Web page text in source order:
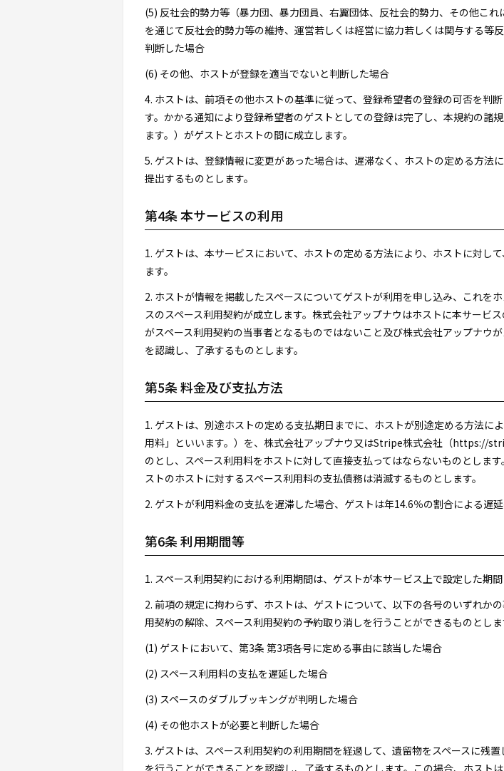
(5) 反社会的勢力等（暴力団、暴力団員、右翼団体、反社会的勢力、その他こ
を通じて反社会的勢力等の維持、運営若しくは経営に協力若しくは関与する
判断した場合
(6) その他、ホストが登録を適当でないと判断した場合
4. ホストは、前項その他ホストの基準に従って、登録希望者の登録の可否を判
す。かかる通知により登録希望者のゲストとしての登録は完了し、本規約の諸
ます。）がゲストとホストの間に成立します。
5. ゲストは、登録情報に変更があった場合は、遅滞なく、ホストの定める方法
提出するものとします。
第4条 本サービスの利用
1. ゲストは、本サービスにおいて、ホストの定める方法により、ホストに対し
ます。
2. ホストが情報を掲載したスペースについてゲストが利用を申し込み、これを
スのスペース利用契約が成立します。株式会社アップナウはホストに本サービ
がスペース利用契約の当事者となるものではないこと及び株式会社アップナウ
を認識し、了承するものとします。
第5条 料金及び支払方法
1. ゲストは、別途ホストの定める支払期日までに、ホストが別途定める方法に
用料」といいます。）を、株式会社アップナウ又はStripe株式会社（https://
のとし、スペース利用料をホストに対して直接支払ってはならないものとしま
ストのホストに対するスペース利用料の支払債務は消滅するものとします。
2. ゲストが利用料金の支払を遅滞した場合、ゲストは年14.6％の割合による遅
第6条 利用期間等
1. スペース利用契約における利用期間は、ゲストが本サービス上で設定した期間
2. 前項の規定に拘わらず、ホストは、ゲストについて、以下の各号のいずれか
用契約の解除、スペース利用契約の予約取り消しを行うことができるものとしま
(1) ゲストにおいて、第3条 第3項各号に定める事由に該当した場合
(2) スペース利用料の支払を遅延した場合
(3) スペースのダブルブッキングが判明した場合
(4) その他ホストが必要と判断した場合
3. ゲストは、スペース利用契約の利用期間を経過して、遺留物をスペースに残
を行うことができることを認識し、了承するものとします。この場合、ホス